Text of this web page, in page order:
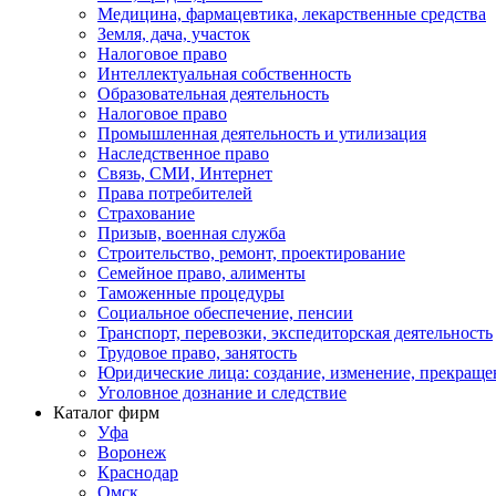
Медицина, фармацевтика, лекарственные средства
Земля, дача, участок
Налоговое право
Интеллектуальная собственность
Образовательная деятельность
Налоговое право
Промышленная деятельность и утилизация
Наследственное право
Связь, СМИ, Интернет
Права потребителей
Страхование
Призыв, военная служба
Строительство, ремонт, проектирование
Семейное право, алименты
Таможенные процедуры
Социальное обеспечение, пенсии
Транспорт, перевозки, экспедиторская деятельность
Трудовое право, занятость
Юридические лица: создание, изменение,
Уголовное дознание и следствие
Каталог фирм
Уфа
Воронеж
Краснодар
Омск